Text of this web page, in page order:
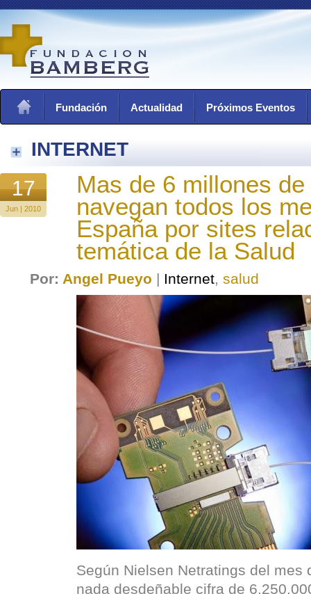
Fundación Actualidad Próximos Eventos
INTERNET
17
Jun | 2010
Mas de 6 millones
navegan todos los
España por sites
temática de la Salud
Por: Angel Pueyo | Internet, salud
Según Nielsen Netratings del mes
nada desdeñable cifra de